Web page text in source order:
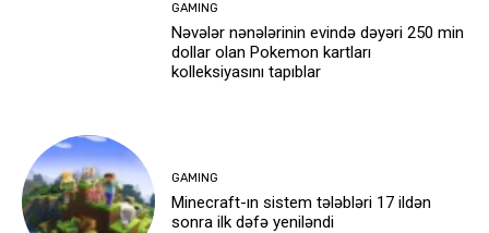
GAMING
Nəvələr nənələrinin evində dəyəri 250 min
dollar olan Pokemon kartları
kolleksiyasını tapıblar
GAMING
Minecraft-ın sistem tələbləri 17 ildən
sonra ilk dəfə yeniləndi